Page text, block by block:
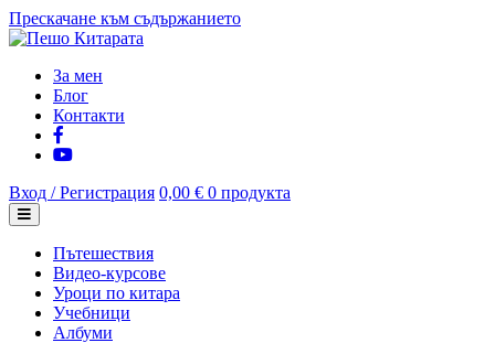
Прескачане към съдържанието
За мен
Блог
Контакти
Вход / Регистрация 0,00 € 0 продукта
Пътешествия
Видео-курсове
Уроци по китара
Учебници
Албуми